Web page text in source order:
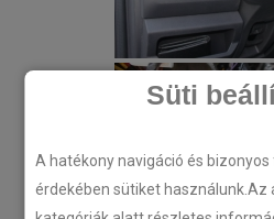
Süti
A hatékony navigáció és
érdekében sütiket használunk.Az